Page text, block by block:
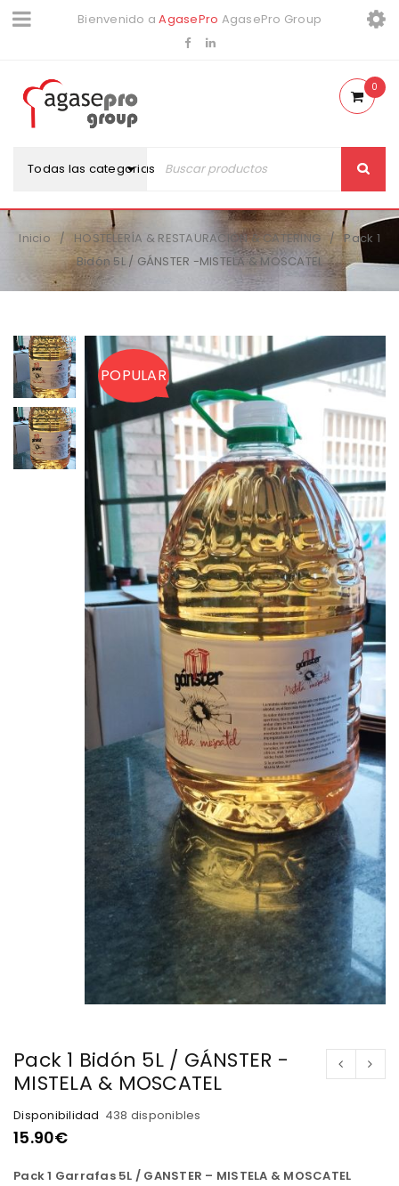
Bienvenido aAgasePro AgasePro Group
Todas las categorias
0
Inicio / HOSTELERÍA & RESTAURACIÓN & CATERING /
Pack 1
Bidón 5L / GÁNSTER -MISTELA & MOSCATEL
POPULAR
Pack 1 Bidón 5L / GÁNSTER -
MISTELA & MOSCATEL
Disponibilidad 438 disponibles
15.90€
Pack 1 Garrafas 5L / GANSTER – MISTELA & MOSCATEL